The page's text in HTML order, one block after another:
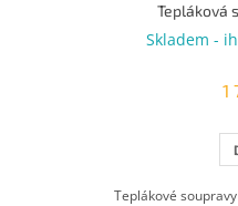
Tepláková
Skladem -
1
Teplákové